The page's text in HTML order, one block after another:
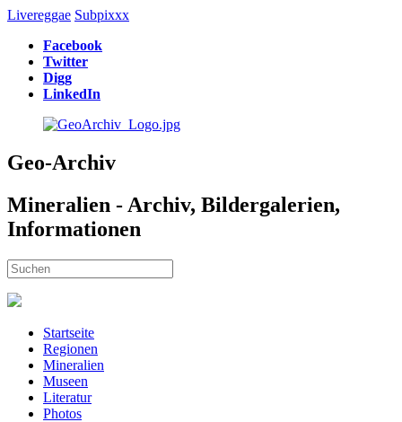
Livereggae Subpixxx
Facebook
Twitter
Digg
LinkedIn
Geo-Archiv
Mineralien - Archiv, Bildergalerien,
Informationen
Startseite
Regionen
Mineralien
Museen
Literatur
Photos